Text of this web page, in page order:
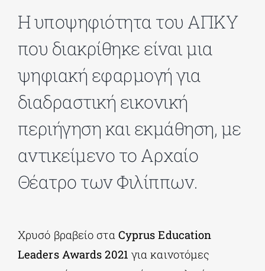
ΒΙΒΛΙΟΘΗΚΗ
ΔΙΔΑΚΤΟΡΙΚΑ
ΠΟΛΙΤΙΣΤΙΚΟΙ ΦΟΡΕΙΣ
ΔΗΜΟΙ
Η υποψηφιότητα του ΑΠΚΥ
που διακρίθηκε είναι μια
ψηφιακή εφαρμογή για
διαδραστική εικονική
περιήγηση και εκμάθηση, με
αντικείμενο το Αρχαίο
Θέατρο των Φιλίππων.
Χρυσό βραβείο στα Cyprus Education
Leaders Awards 2021 για καινοτόμες